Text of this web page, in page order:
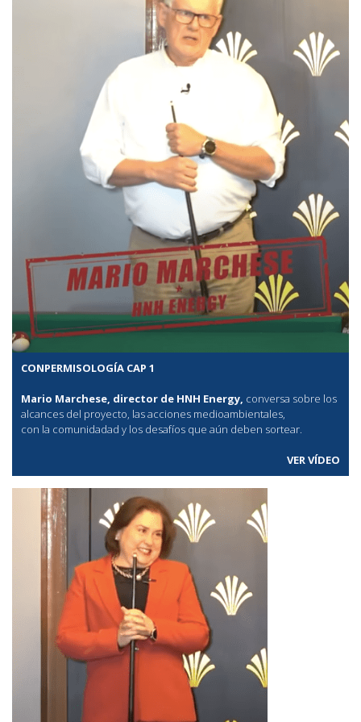
CONPERMISOLOGÍA CAP 1
Mario Marchese, director de HNH Energy, conversa sobre los
alcances del proyecto, las acciones medioambientales,
con la comunidadad y los desafíos que aún deben sortear.
VER VÍDEO